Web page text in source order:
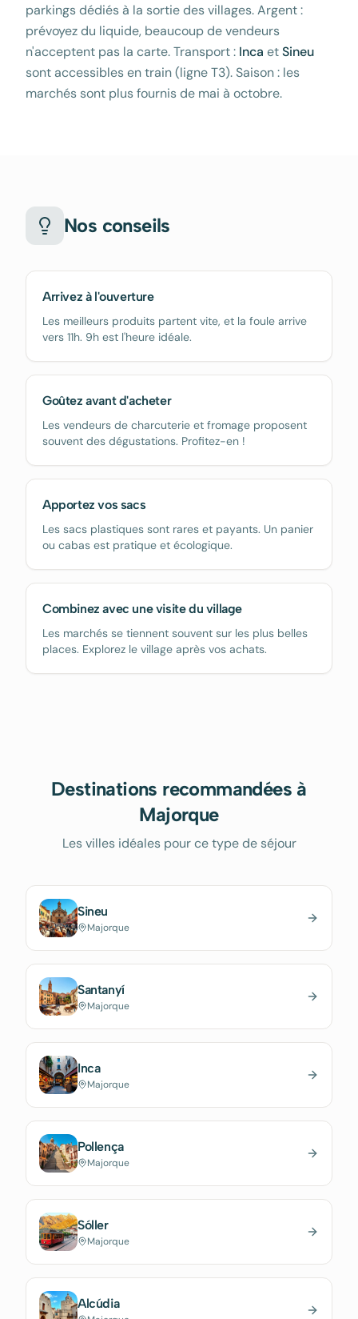
parkings dédiés à la sortie des villages. Argent :
prévoyez du liquide, beaucoup de vendeurs
n'acceptent pas la carte. Transport : Inca etSineu
sont accessibles en train (ligne T3). Saison : les
marchés sont plus fournis de mai à octobre.
Nos conseils
Arrivez à l'ouverture
Les meilleurs produits partent vite, et la foule arrive
vers 11h. 9h est l'heure idéale.
Goûtez avant d'acheter
Les vendeurs de charcuterie et fromage proposent
souvent des dégustations. Profitez-en !
Apportez vos sacs
Les sacs plastiques sont rares et payants. Un panier
ou cabas est pratique et écologique.
Combinez avec une visite du village
Les marchés se tiennent souvent sur les plus belles
places. Explorez le village après vos achats.
Destinations recommandées à
Majorque
Les villes idéales pour ce type de séjour
Sineu
Majorque
Santanyí
Majorque
Inca
Majorque
Pollença
Majorque
Sóller
Majorque
Alcúdia